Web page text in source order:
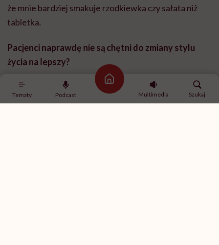
Tematy Podcast
Strona główna
Multimedia
Szukaj
że mnie bardziej smakuje rzodkiewka czy sałata niż
tabletka.
Pacjenci naprawdę nie są chętni do zmiany stylu
życia na lepszy?
Pacjent zawsze oczekuje, że lekarz wypisze mu
receptę. Nie po to przyszedł do gabinetu, żeby